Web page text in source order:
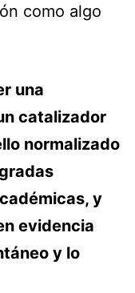
como algo
una
catalizador
normalizado
y
evidencia
y lo